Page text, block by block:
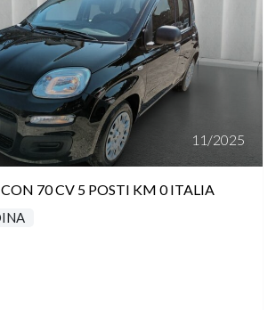
11/2025
70 CV 5 POSTI KM 0 ITALIA